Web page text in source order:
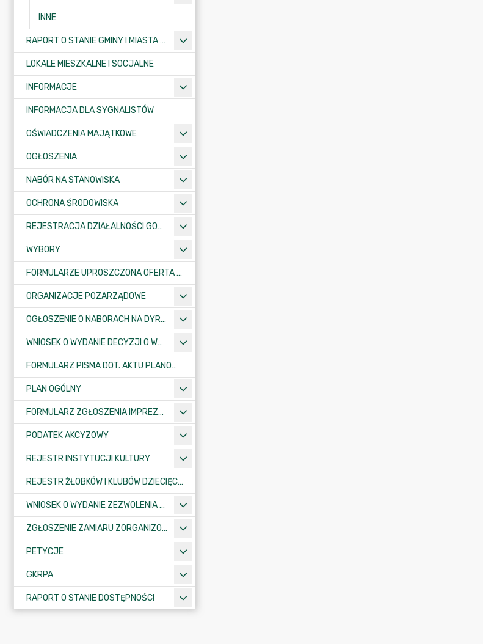
INNE
RAPORT O STANIE GMINY I MIASTA KRAJENKA
LOKALE MIESZKALNE I SOCJALNE
INFORMACJE
INFORMACJA DLA SYGNALISTÓW
OŚWIADCZENIA MAJĄTKOWE
OGŁOSZENIA
NABÓR NA STANOWISKA
OCHRONA ŚRODOWISKA
REJESTRACJA DZIAŁALNOŚCI GOSPODARCZEJ
WYBORY
FORMULARZE UPROSZCZONA OFERTA WYKONANIA ZADANIA PUBLICZNEGO
ORGANIZACJE POZARZĄDOWE
OGŁOSZENIE O NABORACH NA DYREKTORÓW PLACÓWEK OŚWIATOWYCH
WNIOSEK O WYDANIE DECYZJI O WARUNKACH ZABUDOWY/O USTALENIE INWESTYCJI CELU PUBLICZNEGO
FORMULARZ PISMA DOT. AKTU PLANOWANIA PRZESTRZENNEGO
PLAN OGÓLNY
FORMULARZ ZGŁOSZENIA IMPREZY SPORTOWO-REKREACYJNEJ, ARTYSTYCZNEJ LUB ROZRYWKOWEJ
PODATEK AKCYZOWY
REJESTR INSTYTUCJI KULTURY
REJESTR ŻŁOBKÓW I KLUBÓW DZIECIĘCYCH
WNIOSEK O WYDANIE ZEZWOLENIA NA ZAJĘCIE PASA DROGOWEGO
ZGŁOSZENIE ZAMIARU ZORGANIZOWANIA ZGROMADZENIA
PETYCJE
GKRPA
RAPORT O STANIE DOSTĘPNOŚCI